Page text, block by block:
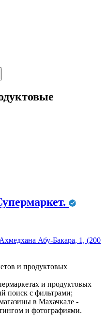
Абу-Бакара, 1, (200
и продуктовых
и продуктовых
поиск с фильтрами;
в Махачкале -
и фотографиями.